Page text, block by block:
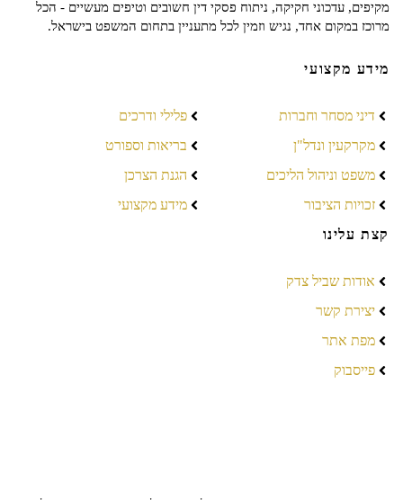
מקיפים, עדכוני חקיקה, ניתוח פסקי דין חשובים וטיפים מעשיים - הכל
מרוכז במקום אחד, נגיש וזמין לכל מתעניין בתחום המשפט בישראל.
מידע מקצועי
דיני מסחר וחברות
מקרקעין ונדל"ן
משפט וניהול הליכים
זכויות הציבור
פלילי ודרכים
בריאות וספורט
הגנת הצרכן
מידע מקצועי
קצת עלינו
אודות שביל צדק
יצירת קשר
מפת אתר
פייסבוק